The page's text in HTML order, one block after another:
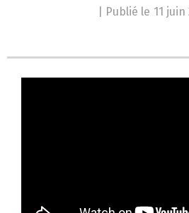
| Publié le 11 juin